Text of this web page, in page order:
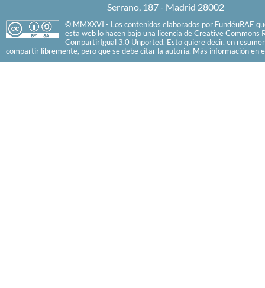
Serrano, 187 - Madrid 28002
© MMXXVI - Los contenidos elaborados por FundéuRAE
esta web lo hacen bajo una licencia de Creative Commons
CompartirIgual 3.0 Unported. Esto quiere decir, en
compartir libremente, pero que se debe citar la autoría. Más información en